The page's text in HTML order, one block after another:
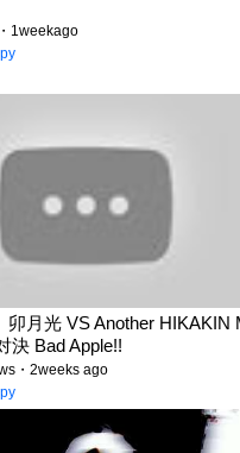
1weekago
月光 VS Another HIKAKIN
決 Bad Apple!!
・2weeks ago